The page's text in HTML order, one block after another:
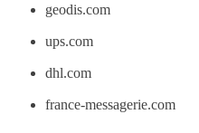
geodis.com
ups.com
dhl.com
france-messagerie.com